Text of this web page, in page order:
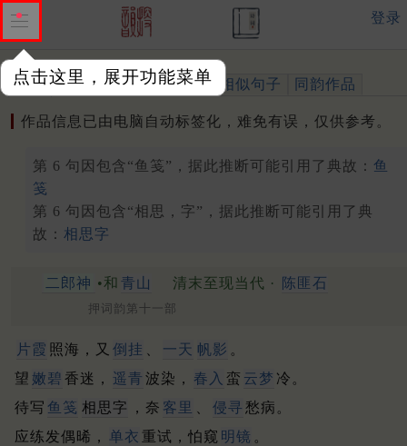
点击这里，展开功能菜单
登录
作品 标注四声 出处、引用 相似句子 同韵作品
作品信息已由电脑自动标签化，难免有误，仅供参考。
第 6 句因包含“鱼笺”，据此推断可能引用了典故： 鱼
笺
第 6 句因包含“相思，字”，据此推断可能引用了典
故： 相思字
二郎神 •和 青山 清末至现当代 · 陈匪石
押词韵第十一部
片霞 照海，又 倒挂 一天 帆影 。
望 嫩碧 香迷， 遥青 波染， 春入 蛮 云梦 冷。
待写 鱼笺 相思字 ，奈 客里 侵寻 愁病。
应练发偶晞，
单衣 重试，怕窥 明镜 。